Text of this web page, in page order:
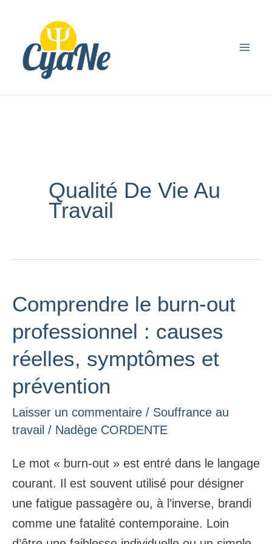
contenu
Qualité De Vie Au
Travail
Comprendre le burn-out
professionnel : causes
réelles, symptômes et
prévention
Laisser un commentaire / Souffrance au
travail / Nadège CORDENTE
Le mot « burn-out » est entré dans le langage
courant. Il est souvent utilisé pour désigner
une fatigue passagère ou, à l’inverse, brandi
comme une fatalité contemporaine. Loin
Comprendre
burn-
out
professionnel
:
causes
symptômes
et
prévention